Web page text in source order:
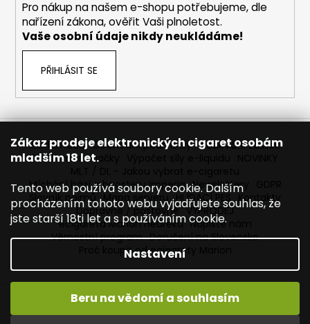
Zákaz prodeje elektronických cigaret osobám
mladším 18 let.
Tento web používá soubory cookie. Dalším
procházením tohoto webu vyjadřujete souhlas, že
jste starší 18ti let a s používáním cookie.
Nastavení
Beru na vědomí a souhlasím
Pro nákup na našem e-shopu potřebujeme, dle
nařízení zákona, ověřit Vaši plnoletost.
Vaše osobní údaje nikdy neukládáme!
PŘIHLÁSIT SE
Reklamace Obchodní podmínky Sledování zásilek
Prodávané značky
Míchání bází a boosteru Imperia Newslettery
Slovník pojmů Mapa serveru HLÍDACÍ PES Kontakty
Dopravné / poštovné VÝPRODEJ
ecigareta Marion Heureka Napište nám
Věrnostní program Doručení na Slovensko
Proč koupit od ecigarety Marion
Vytvořil Shoptet
Copyright 2026Ecigareta Marion. Všechna práva